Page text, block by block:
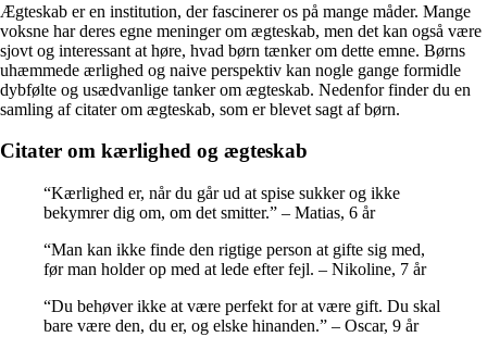
Ægteskab er en institution, der fascinerer os på mange måder. Mange
voksne har deres egne meninger om ægteskab, men det kan også være
sjovt og interessant at høre, hvad børn tænker om dette emne. Børns
uhæmmede ærlighed og naive perspektiv kan nogle gange formidle
dybfølte og usædvanlige tanker om ægteskab. Nedenfor finder du en
samling af citater om ægteskab, som er blevet sagt af børn.
Citater om kærlighed og ægteskab
“Kærlighed er, når du går ud at spise sukker og ikke
bekymrer dig om, om det smitter.” – Matias, 6 år
“Man kan ikke finde den rigtige person at gifte sig med,
før man holder op med at lede efter fejl. – Nikoline, 7 år
“Du behøver ikke at være perfekt for at være gift. Du skal
bare være den, du er, og elske hinanden.” – Oscar, 9 år